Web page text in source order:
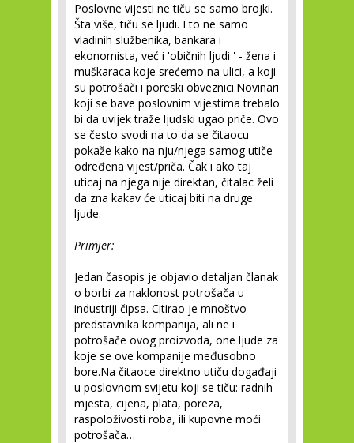
Poslovne vijesti ne tiču se samo brojki.
Šta više, tiču se ljudi. I to ne samo
vladinih službenika, bankara i
ekonomista, već i 'običnih ljudi ' - žena i
muškaraca koje srećemo na ulici, a koji
su potrošači i poreski obveznici.Novinari
koji se bave poslovnim vijestima trebalo
bi da uvijek traže ljudski ugao priče. Ovo
se često svodi na to da se čitaocu
pokaže kako na nju/njega samog utiče
određena vijest/priča. Čak i ako taj
uticaj na njega nije direktan, čitalac želi
da zna kakav će uticaj biti na druge
ljude.
Primjer:
Jedan časopis je objavio detaljan članak
o borbi za naklonost potrošača u
industriji čipsa. Citirao je mnoštvo
predstavnika kompanija, ali ne i
potrošače ovog proizvoda, one ljude za
koje se ove kompanije međusobno
bore.Na čitaoce direktno utiču događaji
u poslovnom svijetu koji se tiču: radnih
mjesta, cijena, plata, poreza,
raspoloživosti roba, ili kupovne moći
potrošača…